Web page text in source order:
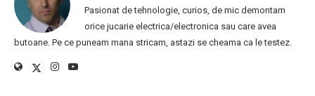
Pasionat de tehnologie, curios, de mic demontam
orice jucarie electrica/electronica sau care avea
butoane. Pe ce puneam mana stricam, astazi se cheama ca le testez.